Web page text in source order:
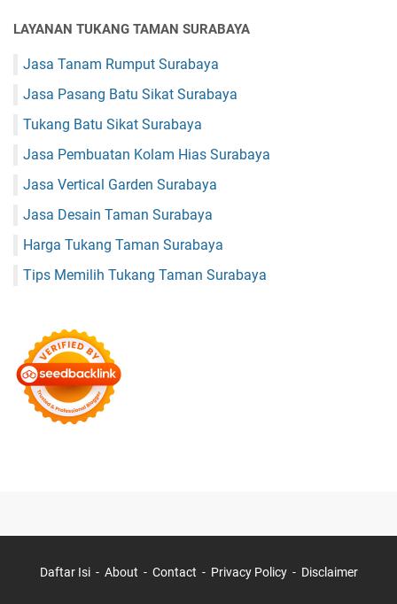
LAYANAN TUKANG TAMAN SURABAYA
Jasa Tanam Rumput Surabaya
Jasa Pasang Batu Sikat Surabaya
Tukang Batu Sikat Surabaya
Jasa Pembuatan Kolam Hias Surabaya
Jasa Vertical Garden Surabaya
Jasa Desain Taman Surabaya
Harga Tukang Taman Surabaya
Tips Memilih Tukang Taman Surabaya
Daftar Isi About Contact Privacy Policy Disclaimer